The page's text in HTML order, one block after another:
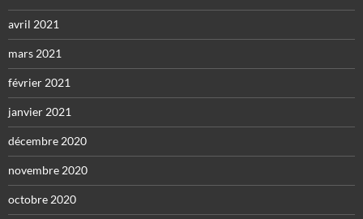
avril 2021
mars 2021
février 2021
janvier 2021
décembre 2020
novembre 2020
octobre 2020